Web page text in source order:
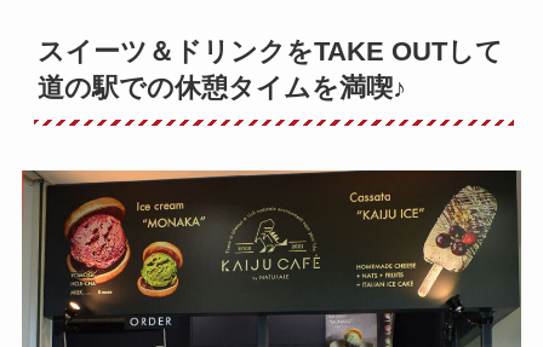
スイーツ＆ドリンクをTAKE OUTして
道の駅での休憩タイムを満喫♪